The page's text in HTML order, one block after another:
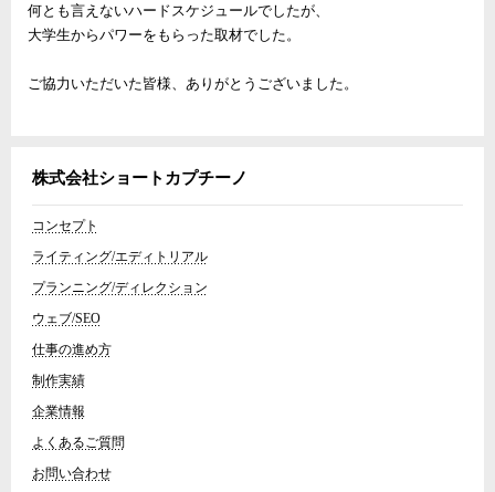
何とも言えないハードスケジュールでしたが、
大学生からパワーをもらった取材でした。
ご協力いただいた皆様、ありがとうございました。
株式会社ショートカプチーノ
コンセプト
ライティング/エディトリアル
プランニング/ディレクション
ウェブ/SEO
仕事の進め方
制作実績
企業情報
よくあるご質問
お問い合わせ